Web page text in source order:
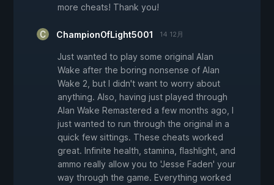
more cheats! Thank you!
ChampionOfLight5001 14 12月
Just wanted to play some original Alan
Wake after the boring nonsense of Alan
Wake 2, but I didn't want to worry about
anything. Also, having just played through
Alan Wake Remastered a few months ago, I
just wanted to run through the original in a
quick few sittings. These cheats worked
great. Infinite health, stamina, flashlight, and
ammo really allow you to 'Jesse Faden' your
way through the game. Everything worked